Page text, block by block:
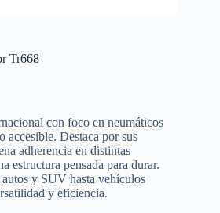
Tr668
con foco en neumáticos
accesible. Destaca por sus
adherencia en distintas
estructura pensada para durar.
y SUV hasta vehículos
y eficiencia.